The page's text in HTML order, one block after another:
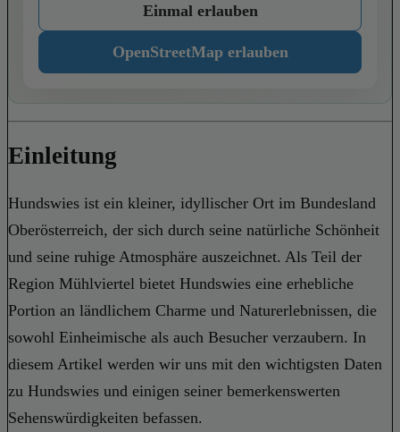
Einmal erlauben
OpenStreetMap erlauben
Einleitung
Hundswies ist ein kleiner, idyllischer Ort im Bundesland
Oberösterreich, der sich durch seine natürliche Schönheit
und seine ruhige Atmosphäre auszeichnet. Als Teil der
Region Mühlviertel bietet Hundswies eine erhebliche
Portion an ländlichem Charme und Naturerlebnissen, die
sowohl Einheimische als auch Besucher verzaubern. In
diesem Artikel werden wir uns mit den wichtigsten Daten
zu Hundswies und einigen seiner bemerkenswerten
Sehenswürdigkeiten befassen.